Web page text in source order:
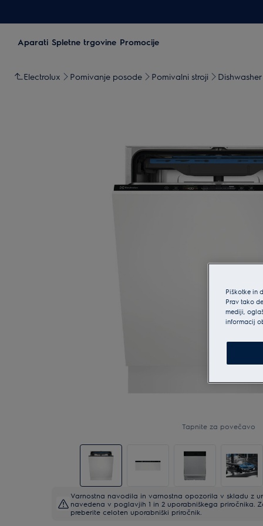
Aparati Spletne trgovine Promocije
Electrolux Pomivanje posode Pomivalni stroji
Tapnite za povečavo
Varnostna navodila in varnostna opozorila v skladu z
navedena v poglavjih 1 in 2 uporabniškega priročnika.
preberite celoten uporabniški priročnik.
Piškotke in
Prav tako
mediji,
informacij